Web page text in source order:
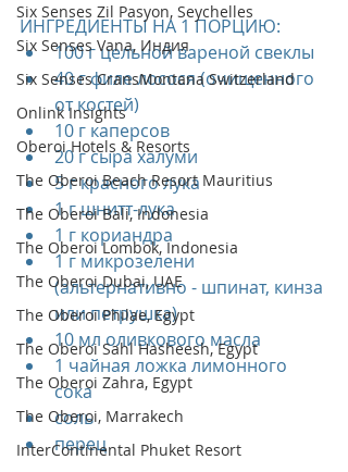
Six Senses Zil Pasyon, Seychelles
Six Senses Vana, Индия
Six Senses CransMontana Switzerland
Onlink Insights
Oberoi Hotels & Resorts
The Oberoi Beach Resort Mauritius
The Oberoi Bali, Indonesia
The Oberoi Lombok, Indonesia
The Oberoi Dubai, UAE
The Oberoi Philae, Egypt
The Oberoi Sahl Hasheesh, Egypt
The Oberoi Zahra, Egypt
The Oberoi, Marrakech
InterContinental Phuket Resort
ИНГРЕДИЕНТЫ НА 1 ПОРЦИЮ:
100 г цельной вареной свеклы
40 г филе лосося (очищенного
от костей)
10 г каперсов
20 г сыра халуми
5 г красного лука
1 г шнитт-лука
1 г кориандра
1 г микрозелени
(альтернативно - шпинат, кинза
или петрушка)
10 мл оливкового масла
1 чайная ложка лимонного
сока
соль
перец